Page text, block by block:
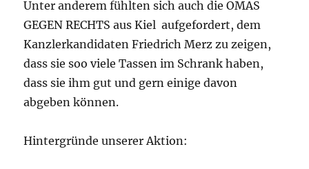
Unter anderem fühlten sich auch die OMAS
GEGEN RECHTS aus Kiel aufgefordert, dem
Kanzlerkandidaten Friedrich Merz zu zeigen,
dass sie soo viele Tassen im Schrank haben,
dass sie ihm gut und gern einige davon
abgeben können.
Hintergründe unserer Aktion: